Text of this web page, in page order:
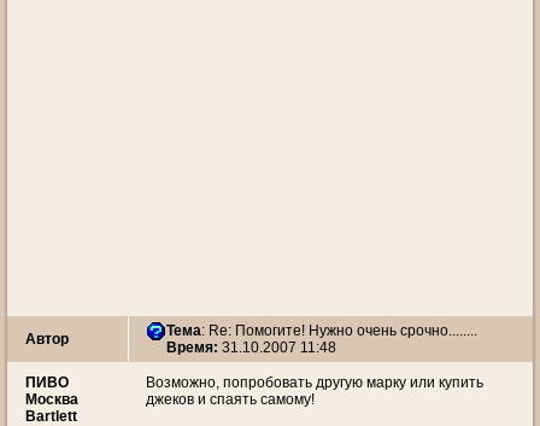
Автор Тема: Re: Помогите! Нужно очень срочно........
Время: 31.10.2007 11:48
ПИВО
Москва
Bartlett
Возможно, попробовать другую марку или купить
джеков и спаять самому!